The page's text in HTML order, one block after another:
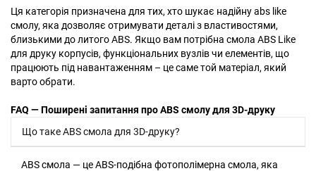
Ця категорія призначена для тих, хто шукає надійну abs like
смолу, яка дозволяє отримувати деталі з властивостями,
близькими до литого ABS. Якщо вам потрібна смола ABS Like
для друку корпусів, функціональних вузлів чи елементів, що
працюють під навантаженням – це саме той матеріал, який
варто обрати.
FAQ — Поширені запитання про ABS смолу для 3D-друку
Що таке ABS смола для 3D-друку?
ABS смола — це ABS-подібна фотополімерна смола, яка